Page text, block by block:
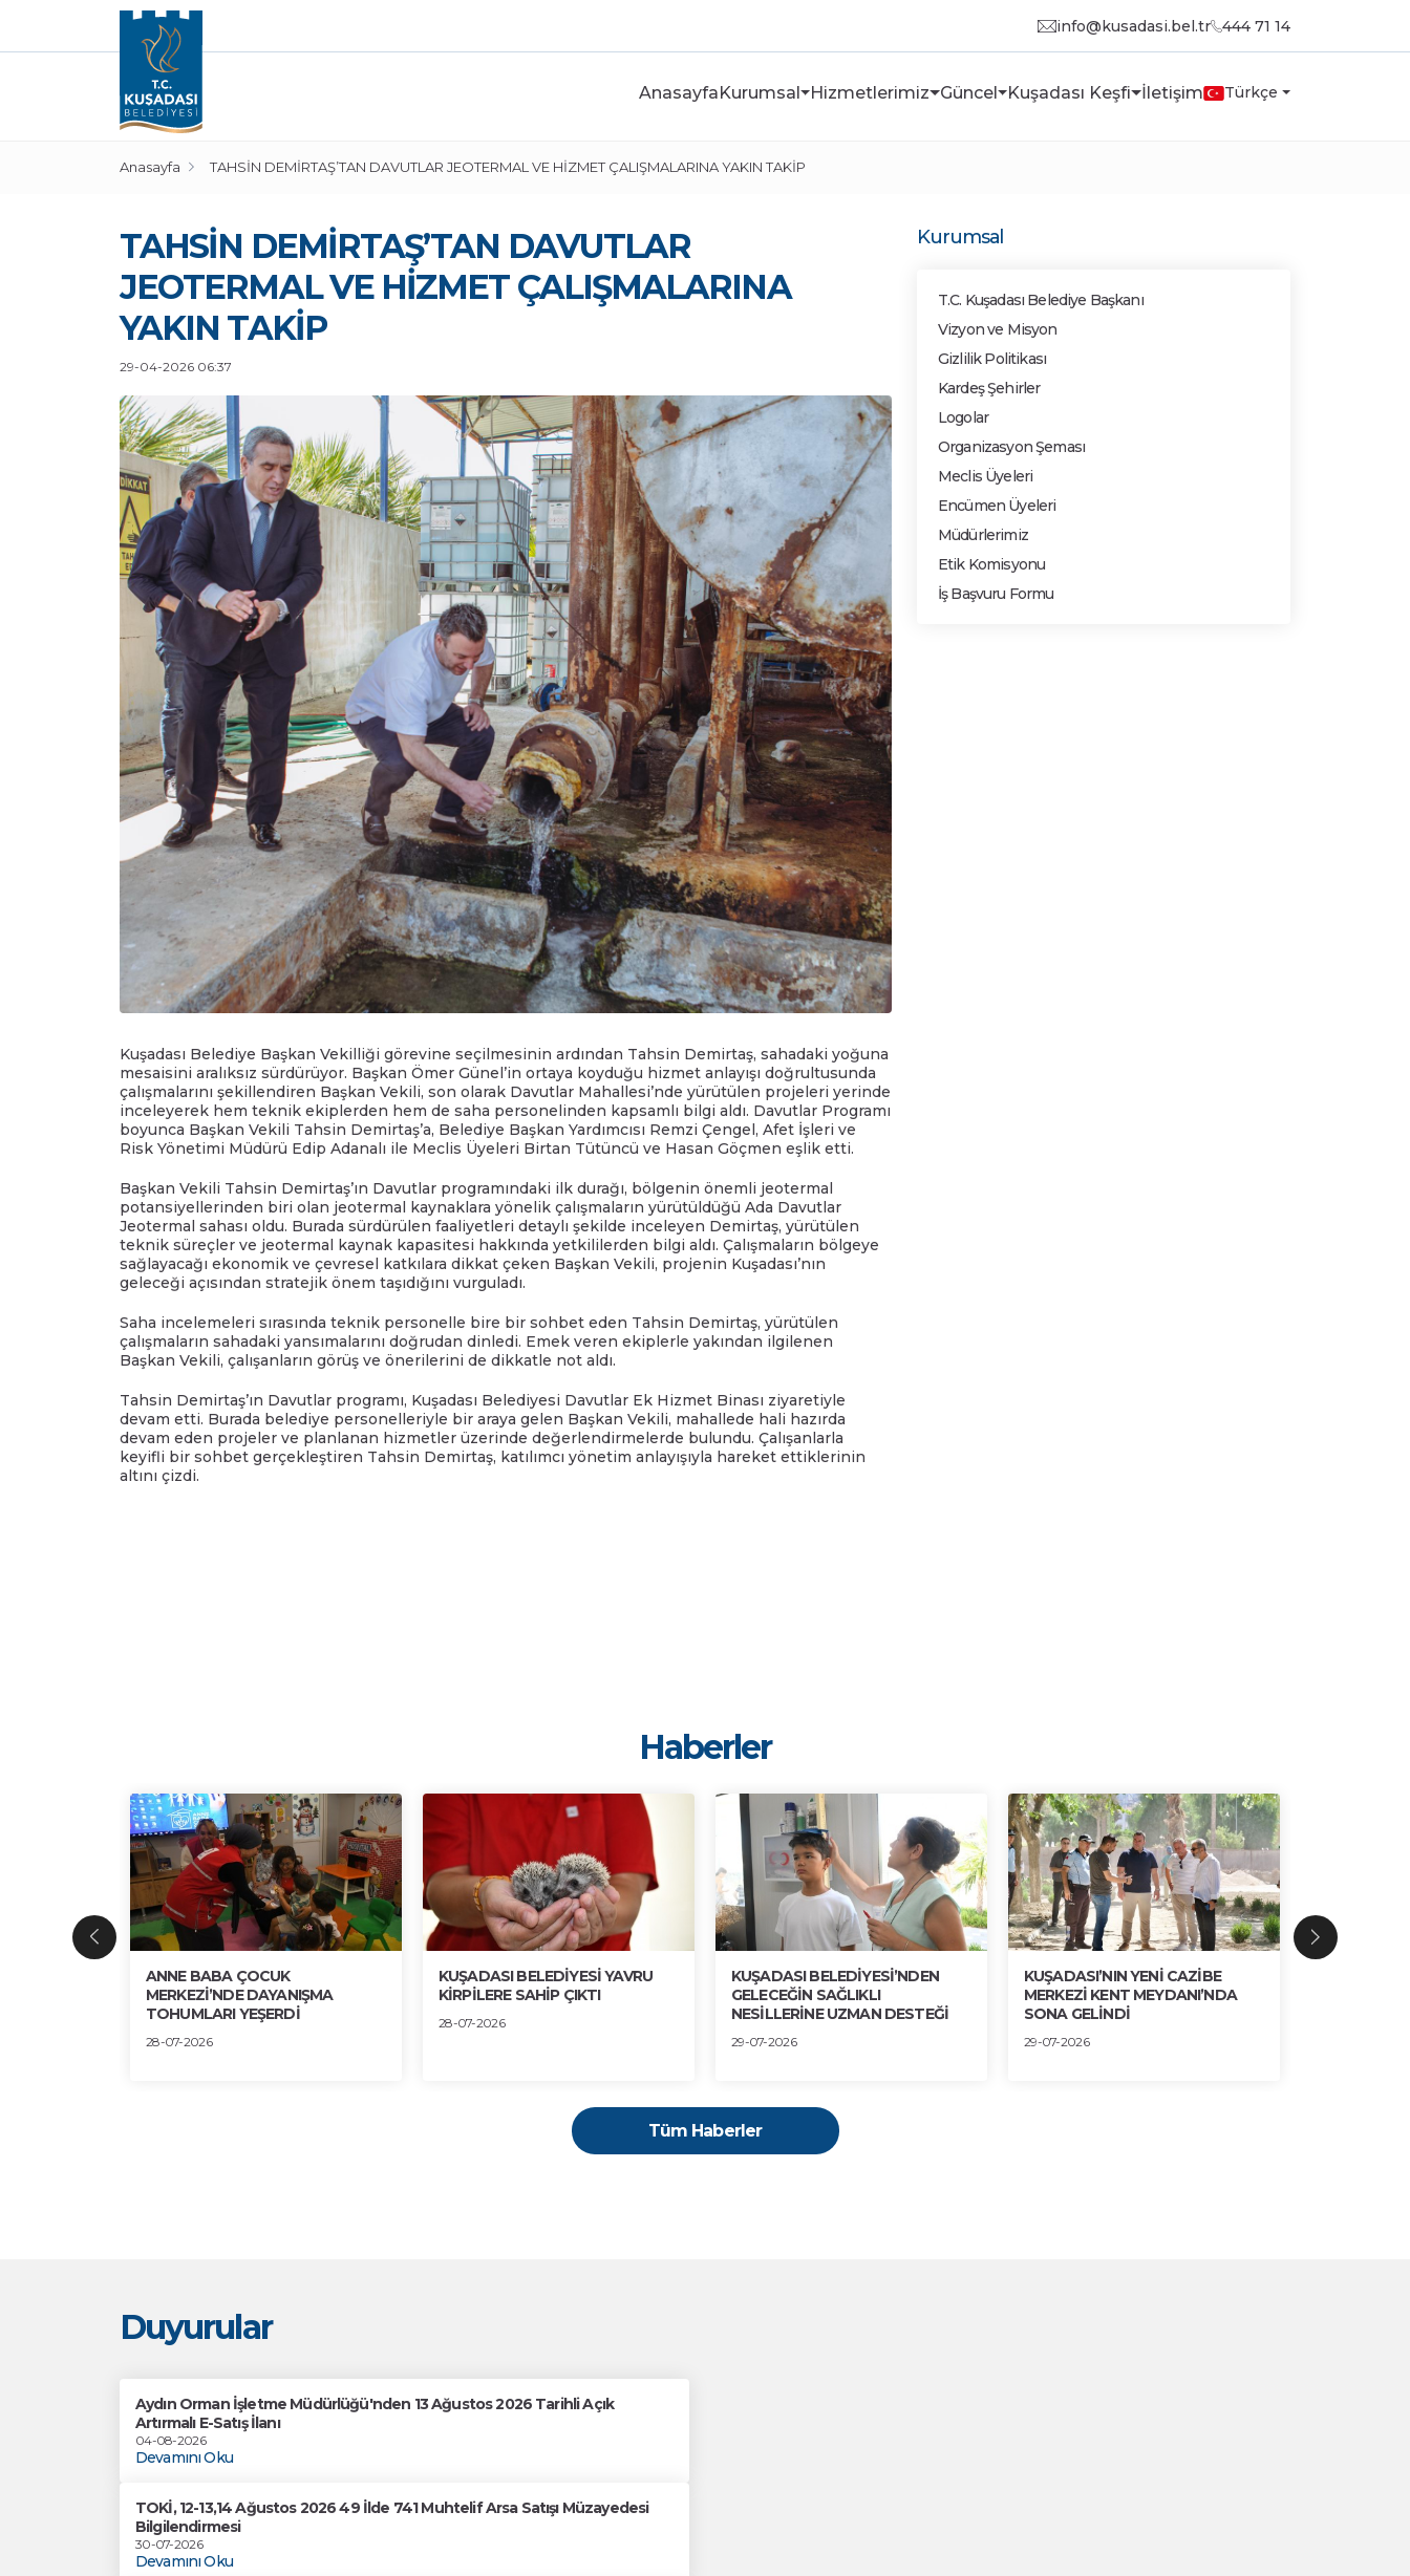
info@kusadasi.bel.tr 444 71 14
AnasayfaKurumsal Hizmetlerimiz Güncel Kuşadası Keşfi İletişim Türkçe
Anasayfa TAHSİN DEMİRTAŞ’TAN DAVUTLAR JEOTERMAL VE HİZMET ÇALIŞMALARINA YAKIN TAKİP
TAHSİN DEMİRTAŞ’TAN DAVUTLAR
JEOTERMAL VE HİZMET ÇALIŞMALARINA
YAKIN TAKİP
29-04-2026 06:37
Kuşadası Belediye Başkan Vekilliği görevine seçilmesinin ardından Tahsin Demirtaş, sahadaki yoğuna
mesaisini aralıksız sürdürüyor. Başkan Ömer Günel’in ortaya koyduğu hizmet anlayışı doğrultusunda
çalışmalarını şekillendiren Başkan Vekili, son olarak Davutlar Mahallesi’nde yürütülen projeleri yerinde
inceleyerek hem teknik ekiplerden hem de saha personelinden kapsamlı bilgi aldı. Davutlar Programı
boyunca Başkan Vekili Tahsin Demirtaş’a, Belediye Başkan Yardımcısı Remzi Çengel, Afet İşleri ve
Risk Yönetimi Müdürü Edip Adanalı ile Meclis Üyeleri Birtan Tütüncü ve Hasan Göçmen eşlik etti.
Başkan Vekili Tahsin Demirtaş’ın Davutlar programındaki ilk durağı, bölgenin önemli jeotermal
potansiyellerinden biri olan jeotermal kaynaklara yönelik çalışmaların yürütüldüğü Ada Davutlar
Jeotermal sahası oldu. Burada sürdürülen faaliyetleri detaylı şekilde inceleyen Demirtaş, yürütülen
teknik süreçler ve jeotermal kaynak kapasitesi hakkında yetkililerden bilgi aldı. Çalışmaların bölgeye
sağlayacağı ekonomik ve çevresel katkılara dikkat çeken Başkan Vekili, projenin Kuşadası’nın
geleceği açısından stratejik önem taşıdığını vurguladı.
Saha incelemeleri sırasında teknik personelle bire bir sohbet eden Tahsin Demirtaş, yürütülen
çalışmaların sahadaki yansımalarını doğrudan dinledi. Emek veren ekiplerle yakından ilgilenen
Başkan Vekili, çalışanların görüş ve önerilerini de dikkatle not aldı.
Tahsin Demirtaş’ın Davutlar programı, Kuşadası Belediyesi Davutlar Ek Hizmet Binası ziyaretiyle
devam etti. Burada belediye personelleriyle bir araya gelen Başkan Vekili, mahallede hali hazırda
devam eden projeler ve planlanan hizmetler üzerinde değerlendirmelerde bulundu. Çalışanlarla
keyifli bir sohbet gerçekleştiren Tahsin Demirtaş, katılımcı yönetim anlayışıyla hareket ettiklerinin
altını çizdi.
Kurumsal
T.C. Kuşadası Belediye Başkanı
Vizyon ve Misyon
Gizlilik Politikası
Kardeş Şehirler
Logolar
Organizasyon Şeması
Meclis Üyeleri
Encümen Üyeleri
Müdürlerimiz
Etik Komisyonu
İş Başvuru Formu
Haberler
ANNE BABA ÇOCUK
MERKEZİ’NDE DAYANIŞMA
TOHUMLARI YEŞERDİ
28-07-2026
KUŞADASI BELEDİYESİ YAVRU
KİRPİLERE SAHİP ÇIKTI
28-07-2026
KUŞADASI BELEDİYESİ’NDEN
GELECEĞİN SAĞLIKLI
NESİLLERİNE UZMAN DESTEĞİ
29-07-2026
KUŞADASI’NIN YENİ CAZİBE
MERKEZİ KENT MEYDANI’NDA
SONA GELİNDİ
29-07-2026
Tüm Haberler
Duyurular
Aydın Orman İşletme Müdürlüğü'nden 13 Ağustos 2026 Tarihli Açık
Artırmalı E-Satış İlanı
04-08-2026
Devamını Oku
TOKİ, 12-13,14 Ağustos 2026 49 İlde 741 Muhtelif Arsa Satışı Müzayedesi
Bilgilendirmesi
30-07-2026
Devamını Oku